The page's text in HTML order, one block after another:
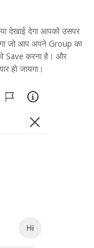
देखाई देगा आपको उसपर
जो आप अपने Group का
Save करना है। और
हो जायगा।